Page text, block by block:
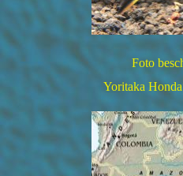
Foto
Yoritaka Honda